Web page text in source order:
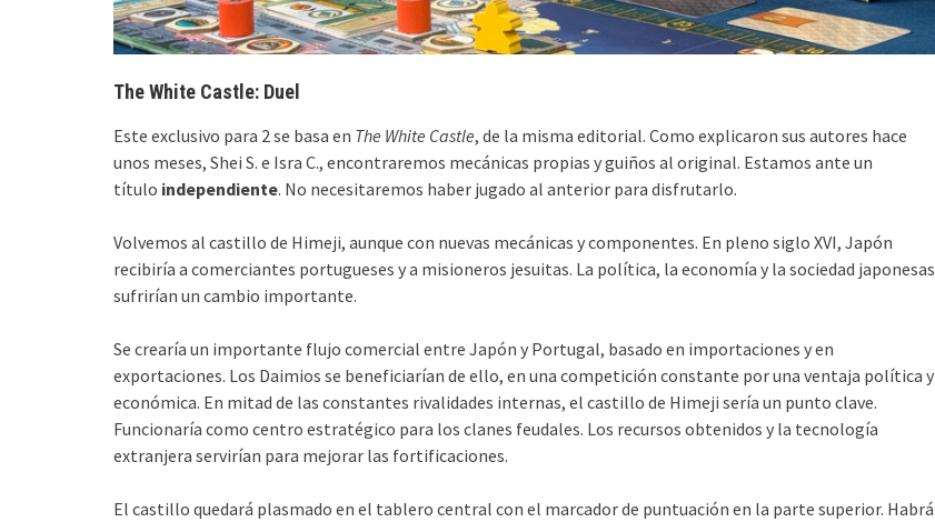
The White Castle: Duel
Este exclusivo para 2 se basa en The White Castle, de la misma editorial. Como explicaron sus autores hace
unos meses, Shei S. e Isra C., encontraremos mecánicas propias y guiños al original. Estamos ante un
título independiente. No necesitaremos haber jugado al anterior para disfrutarlo.
Volvemos al castillo de Himeji, aunque con nuevas mecánicas y componentes. En pleno siglo XVI, Japón
recibiría a comerciantes portugueses y a misioneros jesuitas. La política, la economía y la sociedad japonesas
sufrirían un cambio importante.
Se crearía un importante flujo comercial entre Japón y Portugal, basado en importaciones y en
exportaciones. Los Daimios se beneficiarían de ello, en una competición constante por una ventaja política y
económica. En mitad de las constantes rivalidades internas, el castillo de Himeji sería un punto clave.
Funcionaría como centro estratégico para los clanes feudales. Los recursos obtenidos y la tecnología
extranjera servirían para mejorar las fortificaciones.
El castillo quedará plasmado en el tablero central con el marcador de puntuación en la parte superior. Habrá